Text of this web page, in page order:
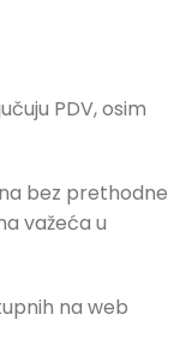
PDV, osim
bez prethodne
važeća u
na web